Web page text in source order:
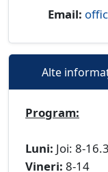
Email:
Alte
Program:
Luni: Joi: 8-
Vineri: 8-14